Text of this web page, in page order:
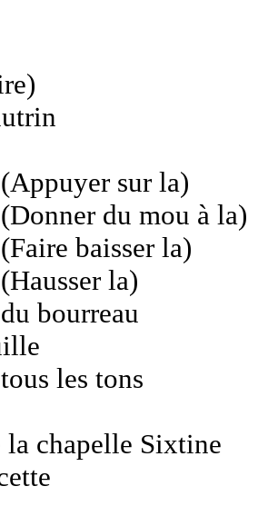
sur la)
du mou à la)
baisser la)
la)
bourreau
les tons
la chapelle Sixtine